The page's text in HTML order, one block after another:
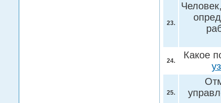
23.
24.
Какое
25.